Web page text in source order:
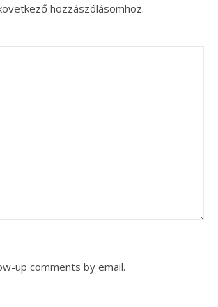
hozzászólásomhoz.
up comments by email.